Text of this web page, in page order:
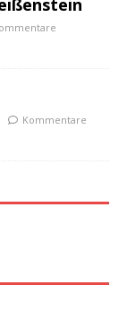
Kommentare